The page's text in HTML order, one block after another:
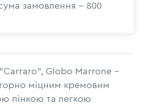
замовлення - 800
Globo Marrone -
міцним кремовим
пінкою та легкою